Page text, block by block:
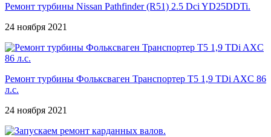
Ремонт турбины Nissan Pathfinder (R51) 2.5 Dci YD25DDTi.
24 ноября 2021
Ремонт турбины Фольксваген Транспортер Т5 1,9 TDi AXC 86
л.с.
24 ноября 2021